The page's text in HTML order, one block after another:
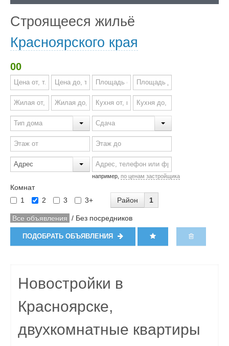
Строящееся жильё
Красноярского края
00
например, по ценам застройщика
Комнат
1
2 3 3+ Район 1
Все объявления / Без посредников
ПОДОБРАТЬ ОБЪЯВЛЕНИЯ
Новостройки в
Красноярске,
двухкомнатные квартиры